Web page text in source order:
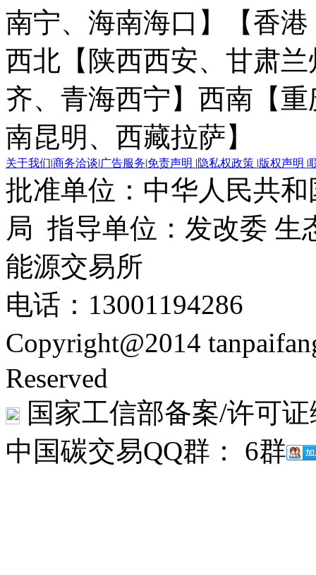
南宁、海南海口】
【香
西北【陕西西安、甘肃
齐、青海西宁】 西南【
南昆明、西藏拉萨】
关于我们|商务洽谈|广告服务|免责声明 |隐私权政策 |版权声明 |
批准单位：中华人民共
局 指导单位：发改委 生
能源交易所
电话：13001194286
Copyright@2014
Reserved
国家工信部备案/许可
中国碳交易QQ群： 6群